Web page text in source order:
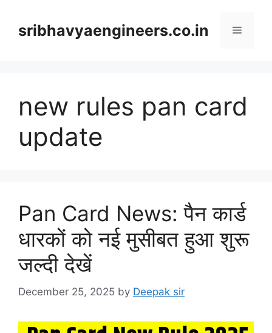
contentsribhavyaengineers.co.in Menu
new rules pan card
update
Pan Card News: पैन कार्ड
धारकों को नई मुसीबत हुआ शुरू
जल्दी देखें
December 25, 2025 by Deepak sir